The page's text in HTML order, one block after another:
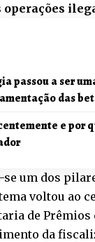
operações
passou a ser
das
e por
um dos
voltou ao
de Prêmios
da